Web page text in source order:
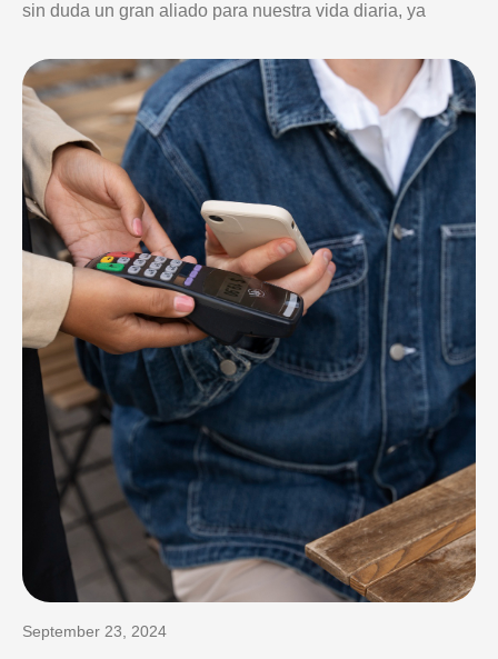
sin duda un gran aliado para nuestra vida diaria, ya
September 23, 2024